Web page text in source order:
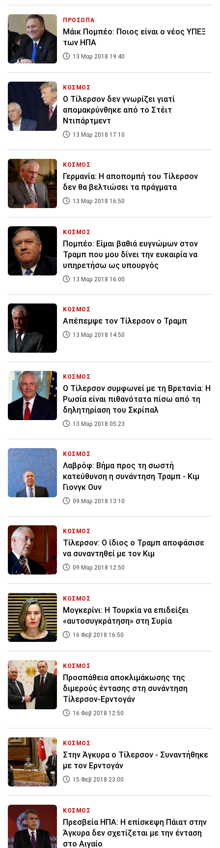
ΠΡΟΣΩΠΑ
Μάικ Πομπέο: Ποιος είναι ο νέος ΥΠΕΞ
των ΗΠΑ
13 Μαρ 2018 19:40
ΚΟΣΜΟΣ
Ο Τίλερσον δεν γνωρίζει γιατί
απομακρύνθηκε από το Στέιτ
Ντιπάρτμεντ
13 Μαρ 2018 17:10
ΚΟΣΜΟΣ
Γερμανία: Η αποπομπή του Τίλερσον
δεν θα βελτιώσει τα πράγματα
13 Μαρ 2018 16:50
ΚΟΣΜΟΣ
Πομπέο: Είμαι βαθιά ευγνώμων στον
Τραμπ που μου δίνει την ευκαιρία να
υπηρετήσω ως υπουργός
13 Μαρ 2018 16:00
ΚΟΣΜΟΣ
Απέπεμψε τον Τίλερσον ο Τραμπ
13 Μαρ 2018 14:50
ΚΟΣΜΟΣ
Ο Τίλερσον συμφωνεί με τη Βρετανία: Η
Ρωσία είναι πιθανότατα πίσω από τη
δηλητηρίαση του Σκρίπαλ
13 Μαρ 2018 05:23
ΚΟΣΜΟΣ
Λαβρόφ: Βήμα προς τη σωστή
κατεύθυνση η συνάντηση Τραμπ - Κιμ
Γιονγκ Ουν
09 Μαρ 2018 13:10
ΚΟΣΜΟΣ
Τίλερσον: Ο ίδιος ο Τραμπ αποφάσισε
να συναντηθεί με τον Κιμ
09 Μαρ 2018 12:50
ΚΟΣΜΟΣ
Μογκερίνι: Η Τουρκία να επιδείξει
«αυτοσυγκράτηση» στη Συρία
16 Φεβ 2018 16:50
ΚΟΣΜΟΣ
Προσπάθεια αποκλιμάκωσης της
διμερούς έντασης στη συνάντηση
Τίλερσον-Ερντογάν
16 Φεβ 2018 12:50
ΚΟΣΜΟΣ
Στην Άγκυρα ο Τίλερσον - Συναντήθηκε
με τον Ερντογάν
15 Φεβ 2018 23:00
ΚΟΣΜΟΣ
Πρεσβεία ΗΠΑ: Η επίσκεψη Πάιατ στην
Άγκυρα δεν σχετίζεται με την ένταση
στο Αιγαίο